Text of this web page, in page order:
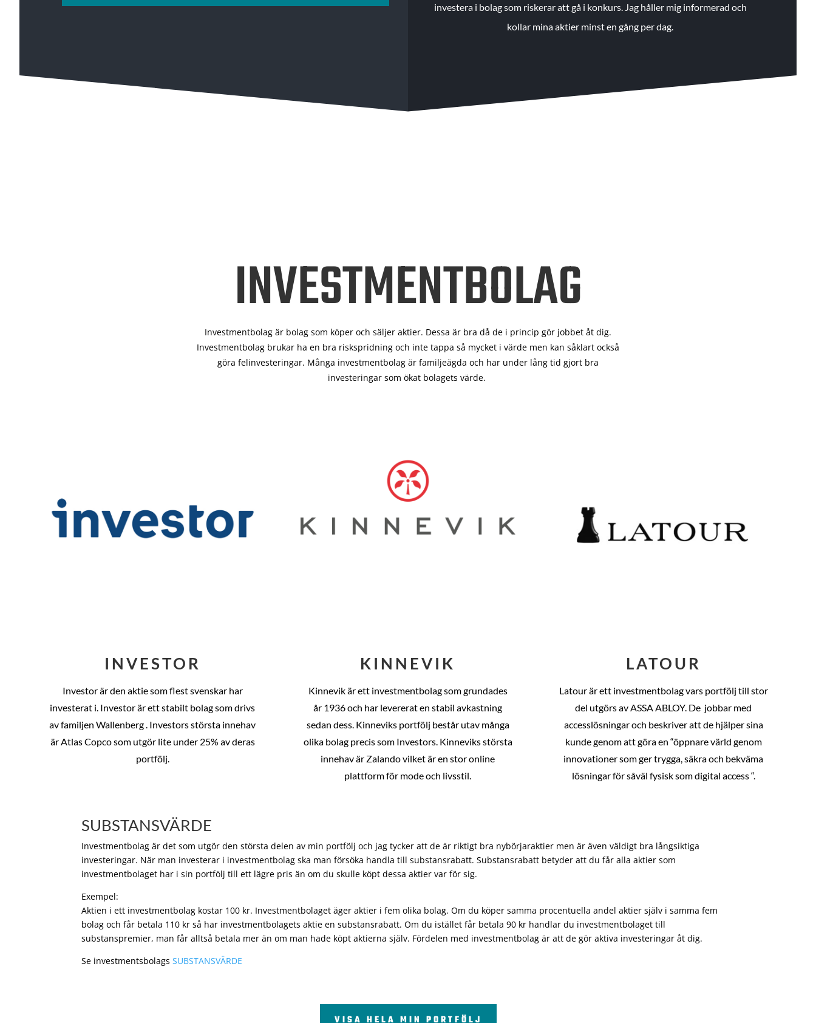
investera i bolag som riskerar att gå i konkurs. Jag håller mig informerad och
kollar mina aktier minst en gång per dag.
INVESTMENTBOLAG
Investmentbolag är bolag som köper och säljer aktier. Dessa är bra då de i princip gör jobbet åt dig.
Investmentbolag brukar ha en bra riskspridning och inte tappa så mycket i värde men kan såklart också
göra felinvesteringar. Många investmentbolag är familjeägda och har under lång tid gjort bra
investeringar som ökat bolagets värde.
INVESTOR
Investor är den aktie som flest svenskar har
investerat i. Investor är ett stabilt bolag som drivs
av familjen Wallenberg . Investors största innehav
är Atlas Copco som utgör lite under 25% av deras
portfölj.
KINNEVIK
Kinnevik är ett investmentbolag som grundades
år 1936 och har levererat en stabil avkastning
sedan dess. Kinneviks portfölj består utav många
olika bolag precis som Investors. Kinneviks största
innehav är Zalando vilket är en stor online
plattform för mode och livsstil.
LATOUR
Latour är ett investmentbolag vars portfölj till stor
del utgörs av ASSA ABLOY. De jobbar med
accesslösningar och beskriver att de hjälper sina
kunde genom att göra en “öppnare värld genom
innovationer som ger trygga, säkra och bekväma
lösningar för såväl fysisk som digital access “.
SUBSTANSVÄRDE
Investmentbolag är det som utgör den största delen av min portfölj och jag tycker att de är riktigt bra nybörjaraktier men är även väldigt bra långsiktiga
investeringar. När man investerar i investmentbolag ska man försöka handla till substansrabatt. Substansrabatt betyder att du får alla aktier som
investmentbolaget har i sin portfölj till ett lägre pris än om du skulle köpt dessa aktier var för sig.
Exempel:
Aktien i ett investmentbolag kostar 100 kr. Investmentbolaget äger aktier i fem olika bolag. Om du köper samma procentuella andel aktier själv i samma fem
bolag och får betala 110 kr så har investmentbolagets aktie en substansrabatt. Om du istället får betala 90 kr handlar du investmentbolaget till
substanspremier, man får alltså betala mer än om man hade köpt aktierna själv. Fördelen med investmentbolag är att de gör aktiva investeringar åt dig.
Se investmentsbolagsSUBSTANSVÄRDE
VISA HELA MIN PORTFÖLJ